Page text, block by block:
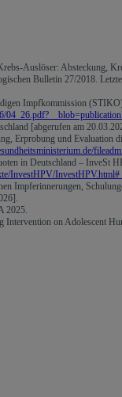
Auslöser: Absteckung,
Bulletin 27/2018.
Impfkommission
[abgerufen am
Erprobung und
in Deutschland – InveSt
InvestHPV/
Impferinnerungen,
2025.
on Adolescent